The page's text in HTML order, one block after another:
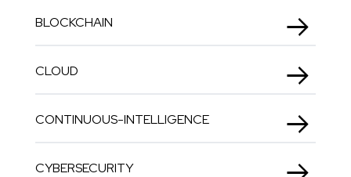
BLOCKCHAIN
CLOUD
CONTINUOUS-INTELLIGENCE
CYBERSECURITY